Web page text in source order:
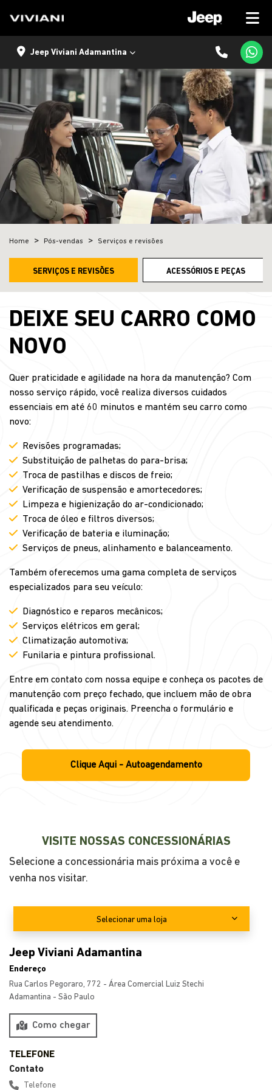
Jeep Viviani Adamantina
Home Pós-vendas Serviços e revisões
SERVIÇOS E REVISÕES ACESSÓRIOS E PEÇAS
DEIXE SEU CARRO COMO
NOVO
Quer praticidade e agilidade na hora da manutenção? Com
nosso serviço rápido, você realiza diversos cuidados
essenciais em até 60 minutos e mantém seu carro como
novo:
Revisões programadas;
Substituição de palhetas do para-brisa;
Troca de pastilhas e discos de freio;
Verificação de suspensão e amortecedores;
Limpeza e higienização do ar-condicionado;
Troca de óleo e filtros diversos;
Verificação de bateria e iluminação;
Serviços de pneus, alinhamento e balanceamento.
Também oferecemos uma gama completa de serviços
especializados para seu veículo:
Diagnóstico e reparos mecânicos;
Serviços elétricos em geral;
Climatização automotiva;
Funilaria e pintura profissional.
Entre em contato com nossa equipe e conheça os pacotes de
manutenção com preço fechado, que incluem mão de obra
qualificada e peças originais. Preencha o formulário e
agende seu atendimento.
Clique Aqui - Autoagendamento
VISITE NOSSAS CONCESSIONÁRIAS
Selecione a concessionária mais próxima a você e
venha nos visitar.
Selecionar uma loja
Jeep Viviani Adamantina
Endereço
Rua Carlos Pegoraro, 772 - Área Comercial Luiz Stechi
Adamantina - São Paulo
Como chegar
Contato
Telefone